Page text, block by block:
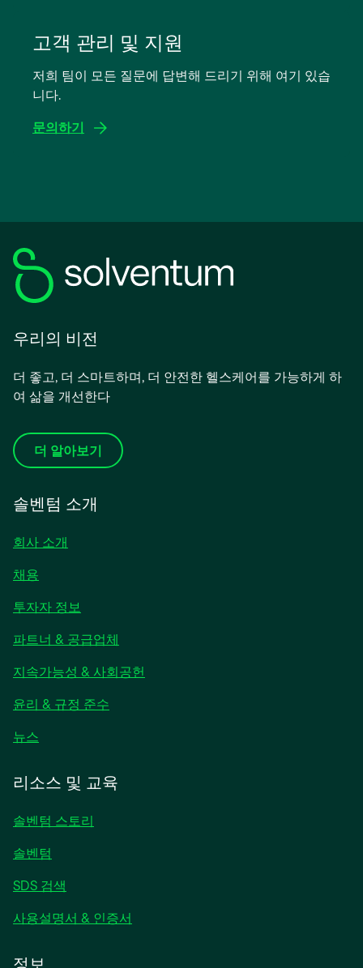
고객 관리 및 지원
저희 팀이 모든 질문에 답변해 드리기 위해 여기 있습
니다.
문의하기
우리의 비전
더 좋고, 더 스마트하며, 더 안전한 헬스케어를 가능하게 하
여 삶을 개선한다
더 알아보기
솔벤텀 소개
회사 소개
채용
투자자 정보
에
서
림
파트너 & 공급업체
지속가능성 & 사회공헌
윤리 & 규정 준수
뉴스
에
서
열
림
리소스 및 교육
솔벤텀 스토리
솔벤텀
SDS 검색
사용설명서 & 인증서
정보